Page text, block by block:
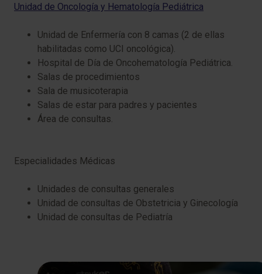
Unidad de Oncología y Hematología Pediátrica
Unidad de Enfermería con 8 camas (2 de ellas
habilitadas como UCI oncológica).
Hospital de Día de Oncohematología Pediátrica.
Salas de procedimientos
Sala de musicoterapia
Salas de estar para padres y pacientes
Área de consultas.
Especialidades Médicas
Unidades de consultas generales
Unidad de consultas de Obstetricia y Ginecología
Unidad de consultas de Pediatría